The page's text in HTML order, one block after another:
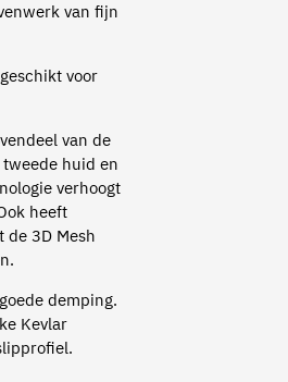
van fijn
voor
van de
huid en
verhoogt
heeft
de 3D Mesh
demping.
Kevlar